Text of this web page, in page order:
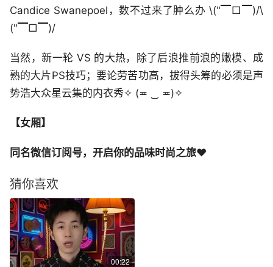
Candice Swanepoel，数不过来了肿么办 \("▔□▔)/\
("▔□▔)/
当然，新一轮 VS 的大热，除了后浪推前浪的嫩模、成
熟的大片PS技巧；要论劳苦功高，拔得头筹的必须是声
势浩大众星云集的内衣秀✧ (≖ ‿ ≖)✧
【女厢】
同名微信订阅号，开启你的品味时尚之旅❤
猜你喜欢
00:22